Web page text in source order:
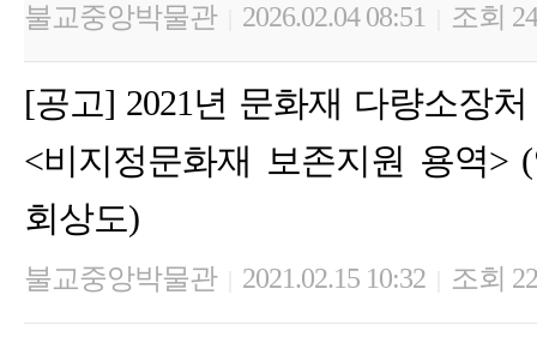
불교중앙박물관 2026.02.04 08:51 조회
[공고] 2021년 문화재 다량소장
<비지정문화재 보존지원 용역>
회상도)
불교중앙박물관 2021.02.15 10:32 조회